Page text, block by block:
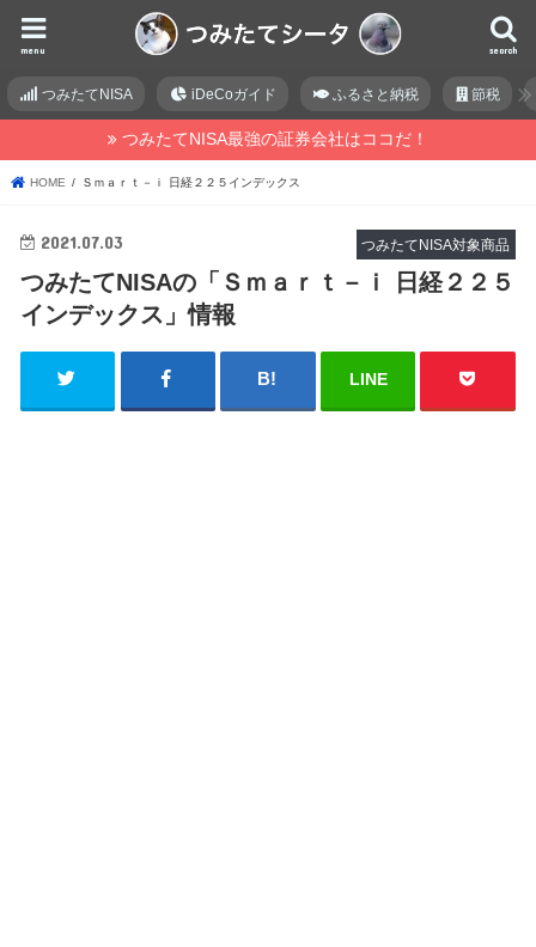
search
menu
つみたてNISA iDeCoガイド ふるさと納税 節税
つみたてNISA最強の証券会社はココだ！
HOME Ｓｍａｒｔ－ｉ 日経２２５インデックス
つみたてNISA対象商品
2021.07.03
つみたてNISAの「Ｓｍａｒｔ－ｉ 日経２２５
インデックス」情報
LINE